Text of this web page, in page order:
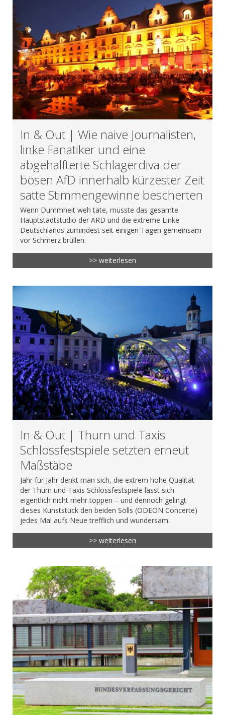
In & Out | Wie naive Journalisten,
linke Fanatiker und eine
abgehalfterte Schlagerdiva der
bösen AfD innerhalb kürzester Zeit
satte Stimmengewinne bescherten
Wenn Dummheit weh täte, müsste das gesamte
Hauptstadtstudio der ARD und die extreme Linke
Deutschlands zumindest seit einigen Tagen gemeinsam
vor Schmerz brüllen.
>> weiterlesen
In & Out | Thurn und Taxis
Schlossfestspiele setzten erneut
Maßstäbe
Jahr für Jahr denkt man sich, die extrem hohe Qualität
der Thurn und Taxis Schlossfestspiele lässt sich
eigentlich nicht mehr toppen – und dennoch gelingt
dieses Kunststück den beiden Sölls (ODEON Concerte)
jedes Mal aufs Neue trefflich und wundersam.
>> weiterlesen